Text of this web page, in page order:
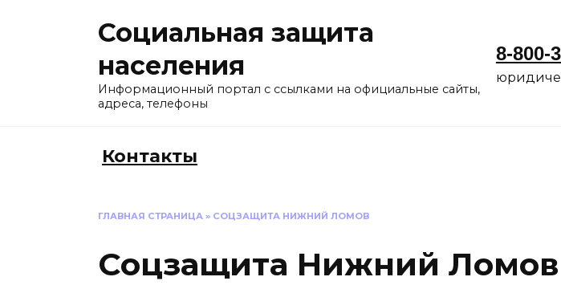
Социальная защита
населения
Информационный портал с ссылками на официальные сайты,
адреса, телефоны
8-800-
Контакты
ГЛАВНАЯ СТРАНИЦА » СОЦЗАЩИТА НИЖНИЙ ЛОМОВ
Соцзащита Нижний Ломов